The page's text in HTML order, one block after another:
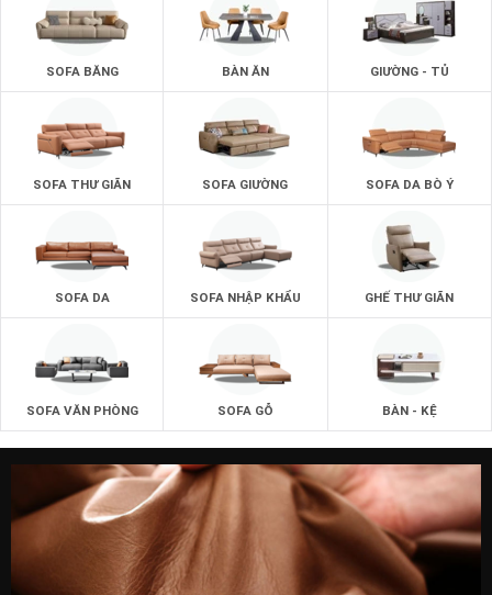
SOFA BĂNG BÀN ĂN GIƯỜNG - TỦ
SOFA THƯ GIÃN SOFA GIƯỜNG SOFA DA BÒ Ý
SOFA DA SOFA NHẬP KHẨU GHẾ THƯ GIÃN
SOFA VĂN PHÒNG SOFA GỖ BÀN - KỆ